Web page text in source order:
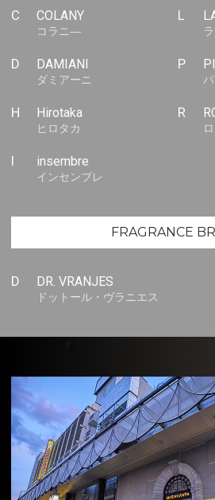
C COLANY
コラニ―
D DAMIANI
ダミアーニ
H Hirotaka
ヒロタカ
insembre
インセンブレ
L
P
R
FRAGRANCE
D DR. VRANJES
ドットール・ヴラニエス